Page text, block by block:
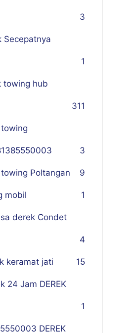
3
Secepatnya
1
towing hub
311
3
Poltangan 9
mobil 1
derek Condet
4
keramat jati 15
24 Jam DEREK
1
DEREK